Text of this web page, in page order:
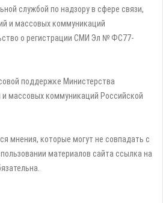
службой по надзору в сфере связи,
и массовых коммуникаций
о регистрации СМИ Эл № ФС77-
поддержке Министерства
и массовых коммуникаций Российской
мнения, которые могут не совпадать с
материалов сайта ссылка на